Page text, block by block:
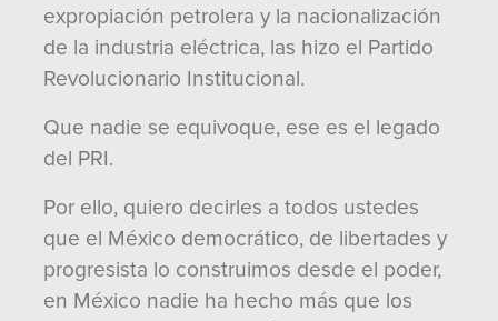
expropiación petrolera y la nacionalización
de la industria eléctrica, las hizo el Partido
Revolucionario Institucional.
Que nadie se equivoque, ese es el legado
del PRI.
Por ello, quiero decirles a todos ustedes
que el México democrático, de libertades y
progresista lo construimos desde el poder,
en México nadie ha hecho más que los